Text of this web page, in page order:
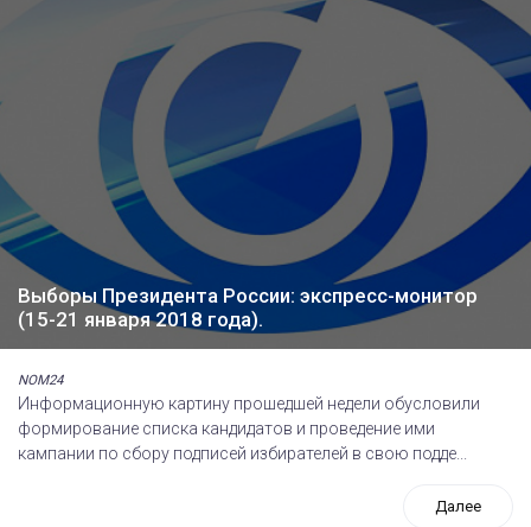
Выборы Президента России: экспресс-монитор
(15-21 января 2018 года).
NOM24
Информационную картину прошедшей недели обусловили
формирование списка кандидатов и проведение ими
кампании по сбору подписей избирателей в свою подде...
Далее